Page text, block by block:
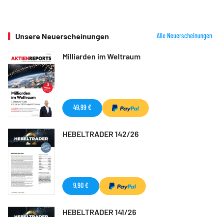
Unsere Neuerscheinungen Alle Neuerscheinungen
Milliarden im Weltraum
49,99 €
HEBELTRADER 142/26
9,90 €
HEBELTRADER 141/26